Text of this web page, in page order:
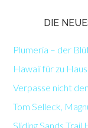
DIE
Plumeria – der
Hawaii für zu
Verpasse nicht
Tom Selleck,
Sliding Sands Trail